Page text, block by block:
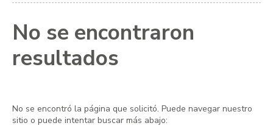
No se encontraron
resultados
No se encontró la página que solicitó. Puede navegar nuestro
sitio o puede intentar buscar más abajo: